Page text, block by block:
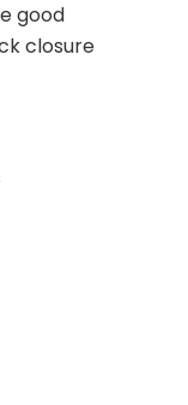
good
closure